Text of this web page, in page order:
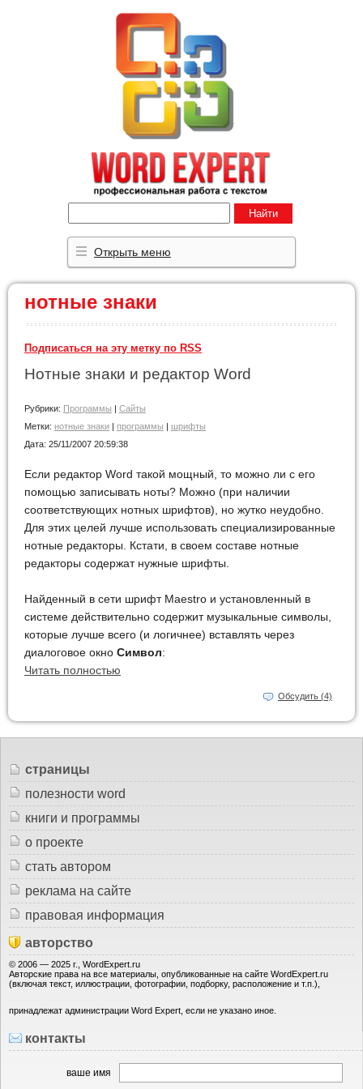
нотные знаки
Подписаться на эту метку по RSS
Нотные знаки и редактор Word
Рубрики: Программы | Сайты
Метки: нотные знаки | программы | шрифты
Дата: 25/11/2007 20:59:38
Если редактор Word такой мощный, то можно ли с его
помощью записывать ноты? Можно (при наличии
соответствующих нотных шрифтов), но жутко неудобно.
Для этих целей лучше использовать специализированные
нотные редакторы. Кстати, в своем составе нотные
редакторы содержат нужные шрифты.
Найденный в сети шрифт Maestro и установленный в
системе действительно содержит музыкальные символы,
которые лучше всего (и логичнее) вставлять через
диалоговое окно Символ:
Читать полностью
Обсудить (4)
Найти
Открыть меню
страницы
полезности word
книги и программы
о проекте
стать автором
реклама на сайте
правовая информация
авторство
© 2006 — 2025 г., WordExpert.ru
Авторские права на все материалы, опубликованные на сайте WordExpert.ru
(включая текст, иллюстрации, фотографии, подборку, расположение и т.п.),
принадлежат администрации Word Expert, если не указано иное.
контакты
ваше имя